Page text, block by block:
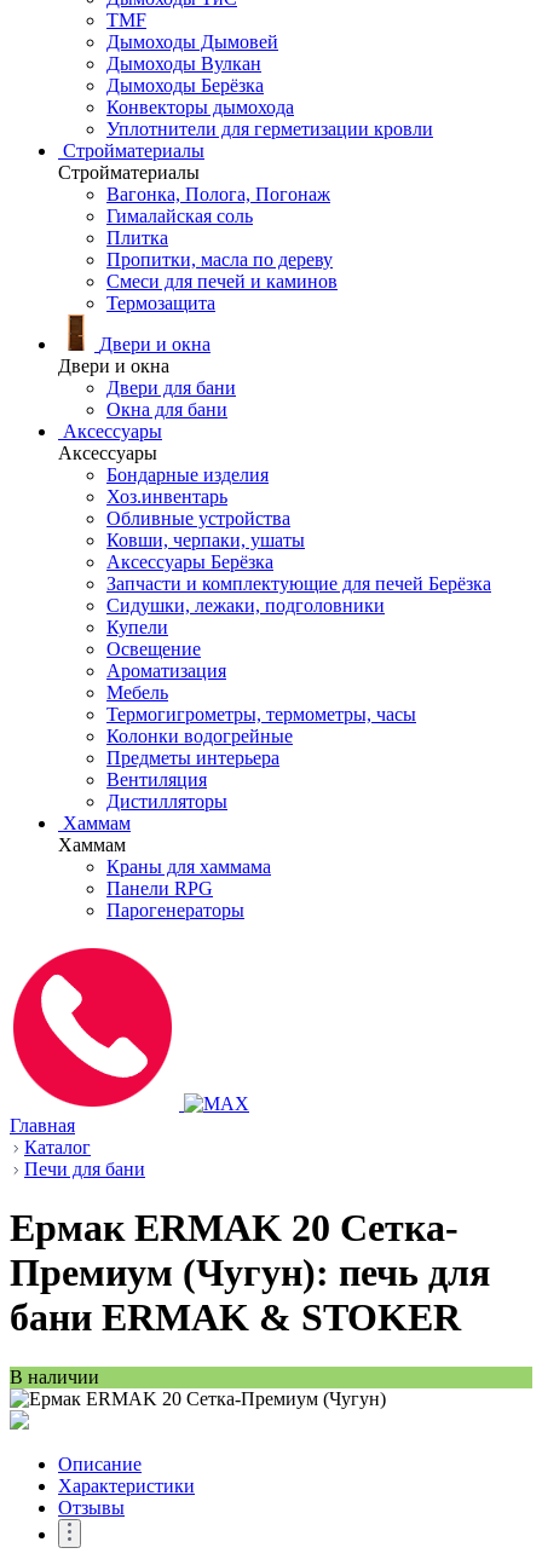
TMF
Дымоходы Дымовей
Дымоходы Вулкан
Дымоходы Берёзка
Конвекторы дымохода
Уплотнители для герметизации кровли
Стройматериалы
Стройматериалы
Вагонка, Полога, Погонаж
Гималайская соль
Плитка
Пропитки, масла по дереву
Смеси для печей и каминов
Термозащита
Двери и окна
Двери и окна
Двери для бани
Окна для бани
Аксессуары
Аксессуары
Бондарные изделия
Хоз.инвентарь
Обливные устройства
Ковши, черпаки, ушаты
Аксессуары Берёзка
Запчасти и комплектующие для печей Берёзка
Сидушки, лежаки, подголовники
Купели
Освещение
Ароматизация
Мебель
Термогигрометры, термометры, часы
Колонки водогрейные
Предметы интерьера
Вентиляция
Дистилляторы
Хаммам
Хаммам
Краны для хаммама
Панели RPG
Парогенераторы
Главная
Каталог
Печи для бани
Ермак ERMAK 20 Сетка-
Премиум (Чугун): печь для
бани ERMAK & STOKER
В наличии
Описание
Характеристики
Отзывы